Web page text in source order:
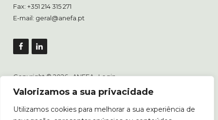
Valorizamos a sua privacidade
Utilizamos cookies para melhorar a sua experiência de
Fax: +351 214 315 271
E-mail: geral@anefa.pt
Copyright © 2026 · ANEFA ·Login
Livro de Reclamações